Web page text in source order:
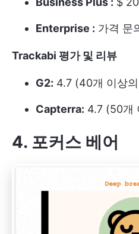
Enterprise : 가격 문
Trackabi 평가 및 리뷰
G2: 4.7 (40개 이상
Capterra: 4.7 (50개
4. 포커스 베어